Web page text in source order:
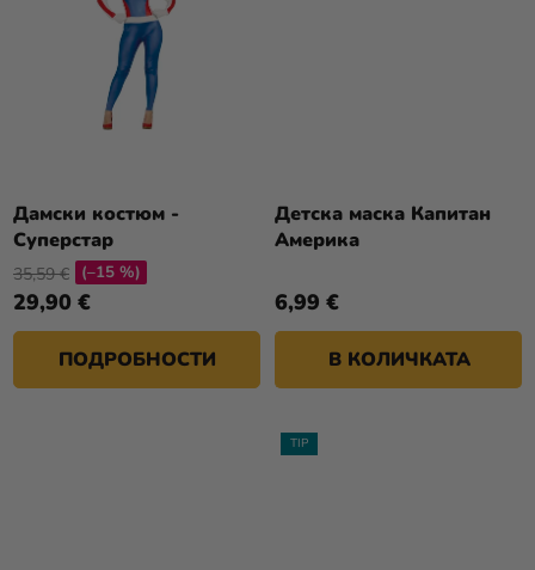
Дамски костюм -
Суперстар
29,90 €
35,59 € (–15 %)
ПОДРОБНОСТИ
Детска маска Капитан
Америка
6,99 €
В КОЛИЧКАТА
TIP